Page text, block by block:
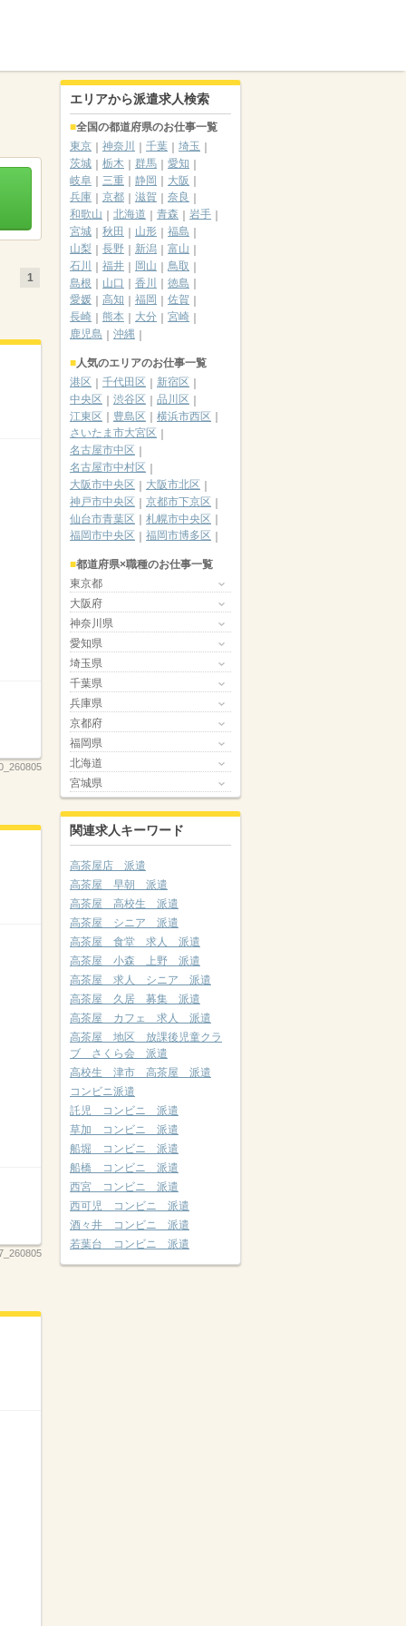
1
エリアから派遣求人検索
全国の都道府県のお仕事一覧
東京
神奈川 千葉
埼玉
茨城
栃木 群馬
愛知
岐阜
三重 静岡
大阪
兵庫
京都 滋賀
奈良
和歌山
北海道 青森
岩手
宮城
秋田 山形
福島
山梨
長野 新潟
富山
石川
福井 岡山
鳥取
島根
山口 香川
徳島
愛媛
高知 福岡
佐賀
長崎
熊本 大分
宮崎
鹿児島
沖縄
人気のエリアのお仕事一覧
港区
千代田区
新宿区
中央区
渋谷区
品川区
江東区
豊島区
横浜市西区
さいたま市大宮区
名古屋市中区
名古屋市中村区
大阪市中央区
大阪市北区
神戸市中央区
京都市下京区
仙台市青葉区
札幌市中央区
福岡市中央区
福岡市博多区
都道府県×職種のお仕事一覧
東京都
大阪府
神奈川県
愛知県
埼玉県
千葉県
兵庫県
京都府
福岡県
北海道
宮城県
関連求人キーワード
高茶屋店 派遣
高茶屋 早朝 派遣
高茶屋 高校生 派遣
高茶屋 シニア 派遣
高茶屋 食堂 求人 派遣
高茶屋 小森 上野 派遣
高茶屋 求人 シニア 派遣
高茶屋 久居 募集 派遣
高茶屋 カフェ 求人 派遣
高茶屋 地区 放課後児童クラ
ブ さくら会 派遣
高校生 津市 高茶屋 派遣
コンビニ派遣
託児 コンビニ 派遣
草加 コンビニ 派遣
船堀 コンビニ 派遣
船橋 コンビニ 派遣
西宮 コンビニ 派遣
西可児 コンビニ 派遣
酒々井 コンビニ 派遣
若葉台 コンビニ 派遣